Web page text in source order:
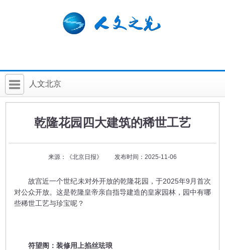
人文北京
社科要闻
社科讲堂
科普活动
乾隆花园四大建筑的稀世工艺
来源：《北京日报》 发布时间：2025-11-06
故宫近一个世纪未对外开放的乾隆花园，于2025年9月首次
对公众开放。这是乾隆皇帝亲自指导建造的皇家园林，园中有哪
些稀世工艺与珍宝呢？
符望阁：装修用上掐丝珐琅